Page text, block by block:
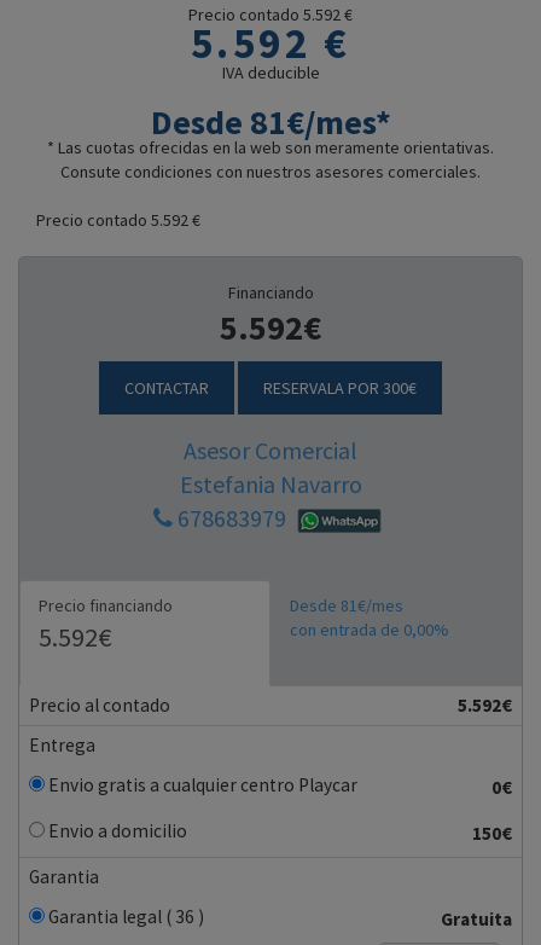
Precio contado 5.592 €
5.592 €
IVA deducible
Desde 81€/mes*
* Las cuotas ofrecidas en la web son meramente orientativas.
Consute condiciones con nuestros asesores comerciales.
Precio contado 5.592 €
Financiando
5.592€
CONTACTAR RESERVALA POR 300€
Asesor Comercial
Estefania Navarro
678683979
Precio financiando
5.592€
Desde 81€/mes
con entrada de 0,00%
Precio al contado
5.592€
Entrega
Envio gratis a cualquier centro Playcar
0€
Envio a domicilio
150€
Garantia
Garantia legal ( 36 )
Gratuita